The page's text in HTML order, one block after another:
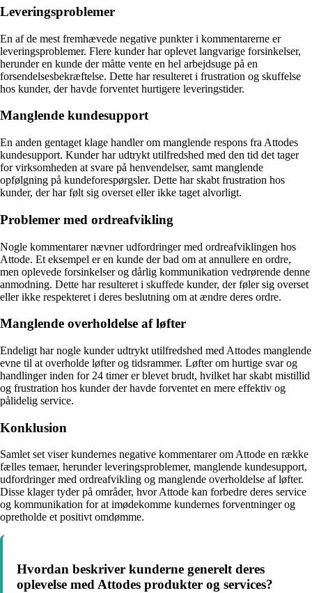
Leveringsproblemer
En af de mest fremhævede negative punkter i kommentarerne er
leveringsproblemer. Flere kunder har oplevet langvarige forsinkelser,
herunder en kunde der måtte vente en hel arbejdsuge på en
forsendelsesbekræftelse. Dette har resulteret i frustration og skuffelse
hos kunder, der havde forventet hurtigere leveringstider.
Manglende kundesupport
En anden gentaget klage handler om manglende respons fra Attodes
kundesupport. Kunder har udtrykt utilfredshed med den tid det tager
for virksomheden at svare på henvendelser, samt manglende
opfølgning på kundeforespørgsler. Dette har skabt frustration hos
kunder, der har følt sig overset eller ikke taget alvorligt.
Problemer med ordreafvikling
Nogle kommentarer nævner udfordringer med ordreafviklingen hos
Attode. Et eksempel er en kunde der bad om at annullere en ordre,
men oplevede forsinkelser og dårlig kommunikation vedrørende denne
anmodning. Dette har resulteret i skuffede kunder, der føler sig overset
eller ikke respekteret i deres beslutning om at ændre deres ordre.
Manglende overholdelse af løfter
Endeligt har nogle kunder udtrykt utilfredshed med Attodes manglende
evne til at overholde løfter og tidsrammer. Løfter om hurtige svar og
handlinger inden for 24 timer er blevet brudt, hvilket har skabt mistillid
og frustration hos kunder der havde forventet en mere effektiv og
pålidelig service.
Konklusion
Samlet set viser kundernes negative kommentarer om Attode en række
fælles temaer, herunder leveringsproblemer, manglende kundesupport,
udfordringer med ordreafvikling og manglende overholdelse af løfter.
Disse klager tyder på områder, hvor Attode kan forbedre deres service
og kommunikation for at imødekomme kundernes forventninger og
opretholde et positivt omdømme.
Hvordan beskriver kunderne generelt deres
oplevelse med Attodes produkter og services?